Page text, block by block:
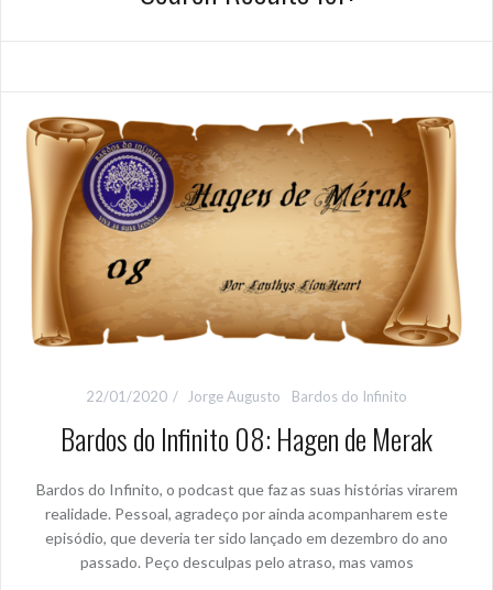
22/01/2020 Jorge Augusto Bardos do Infinito
Bardos do Infinito 08: Hagen de Merak
Bardos do Infinito, o podcast que faz as suas histórias virarem
realidade. Pessoal, agradeço por ainda acompanharem este
episódio, que deveria ter sido lançado em dezembro do ano
passado. Peço desculpas pelo atraso, mas vamos